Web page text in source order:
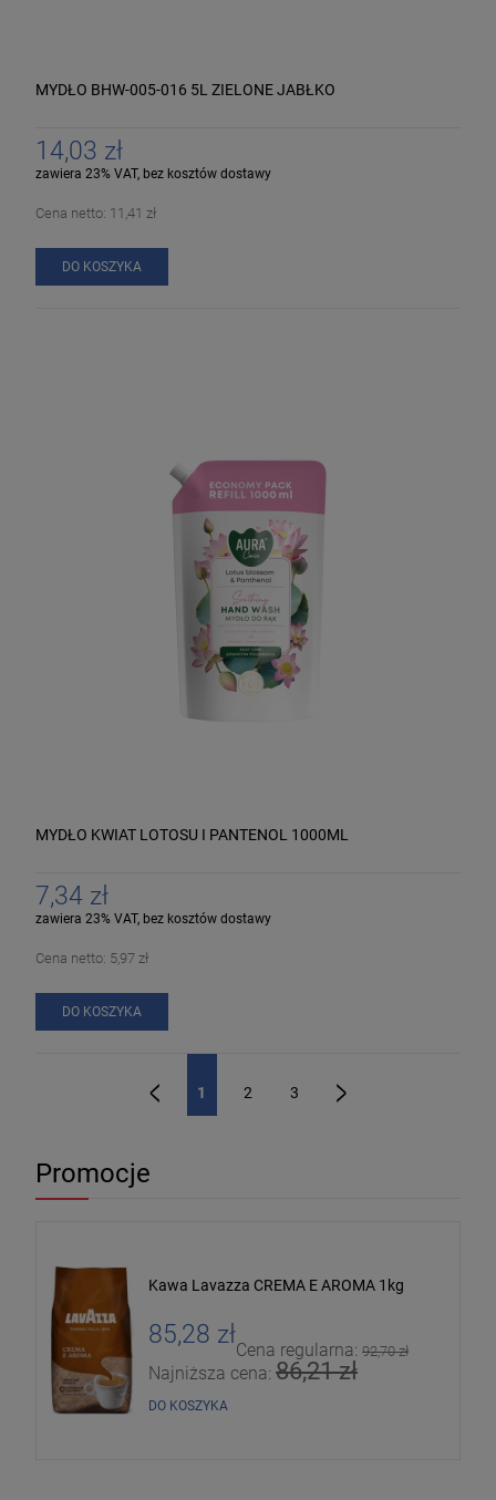
MYDŁO BHW-005-016 5L ZIELONE JABŁKO
14,03 zł
zawiera 23% VAT, bez kosztów dostawy
Cena netto: 11,41 zł
DO KOSZYKA
MYDŁO KWIAT LOTOSU I PANTENOL 1000ML
7,34 zł
zawiera 23% VAT, bez kosztów dostawy
Cena netto: 5,97 zł
DO KOSZYKA
1 2 3
Promocje
Kawa Lavazza CREMA E AROMA 1kg
85,28 zł
Cena regularna: 92,70 zł
Najniższa cena: 86,21 zł
DO KOSZYKA